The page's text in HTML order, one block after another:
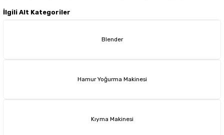
İlgili Alt Kategoriler
Blender
Hamur Yoğurma Makinesi
Kıyma Makinesi